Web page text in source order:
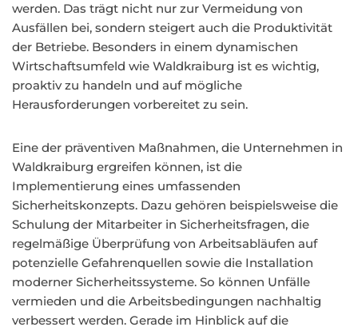
werden. Das trägt nicht nur zur Vermeidung von
Ausfällen bei, sondern steigert auch die Produktivität
der Betriebe. Besonders in einem dynamischen
Wirtschaftsumfeld wie Waldkraiburg ist es wichtig,
proaktiv zu handeln und auf mögliche
Herausforderungen vorbereitet zu sein.
Eine der präventiven Maßnahmen, die Unternehmen in
Waldkraiburg ergreifen können, ist die
Implementierung eines umfassenden
Sicherheitskonzepts. Dazu gehören beispielsweise die
Schulung der Mitarbeiter in Sicherheitsfragen, die
regelmäßige Überprüfung von Arbeitsabläufen auf
potenzielle Gefahrenquellen sowie die Installation
moderner Sicherheitssysteme. So können Unfälle
vermieden und die Arbeitsbedingungen nachhaltig
verbessert werden. Gerade im Hinblick auf die